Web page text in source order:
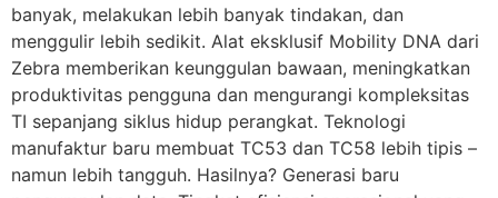
banyak, melakukan lebih banyak tindakan, dan
menggulir lebih sedikit. Alat eksklusif Mobility DNA dari
Zebra memberikan keunggulan bawaan, meningkatkan
produktivitas pengguna dan mengurangi kompleksitas
TI sepanjang siklus hidup perangkat. Teknologi
manufaktur baru membuat TC53 dan TC58 lebih tipis –
namun lebih tangguh. Hasilnya? Generasi baru